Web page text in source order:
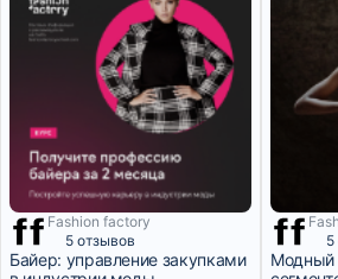
5 месяцев
Fashion factory
5 отзывов
Байер: управление закупками
1 месяц5
Модный